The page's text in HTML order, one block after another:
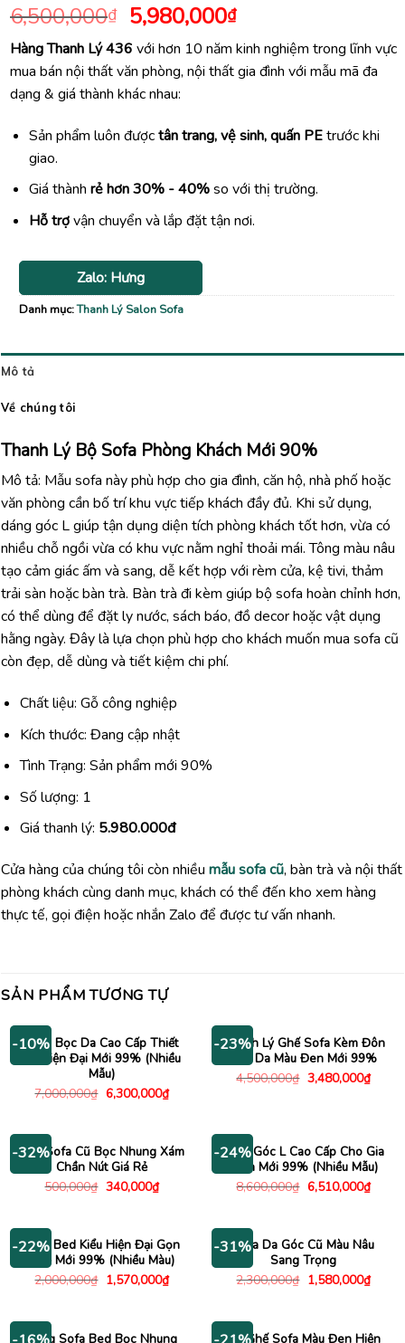
6,500,000₫ Giá
gốc
là:
6,500,000₫.
5,980,000₫Giá
hiện
tại
là:
Hàng Thanh Lý 436 với hơn 10 năm kinh nghiệm trong lĩnh vực
mua bán nội thất văn phòng, nội thất gia đình với mẫu mã đa
dạng & giá thành khác nhau:
Sản phẩm luôn đượctân trang, vệ sinh, quấn PEtrước khi
giao.
Giá thành rẻ hơn 30% - 40%so với thị trường.
Hỗ trợvận chuyển và lắp đặt tận nơi.
Zalo: Hưng
Danh mục:Thanh Lý Salon Sofa
Mô tả
Về chúng tôi
Thanh Lý Bộ Sofa Phòng Khách Mới 90%
Mô tả: Mẫu sofa này phù hợp cho gia đình, căn hộ, nhà phố hoặc
văn phòng cần bố trí khu vực tiếp khách đầy đủ. Khi sử dụng,
dáng góc L giúp tận dụng diện tích phòng khách tốt hơn, vừa có
nhiều chỗ ngồi vừa có khu vực nằm nghỉ thoải mái. Tông màu nâu
tạo cảm giác ấm và sang, dễ kết hợp với rèm cửa, kệ tivi, thảm
trải sàn hoặc bàn trà. Bàn trà đi kèm giúp bộ sofa hoàn chỉnh hơn,
có thể dùng để đặt ly nước, sách báo, đồ decor hoặc vật dụng
hằng ngày. Đây là lựa chọn phù hợp cho khách muốn mua sofa cũ
còn đẹp, dễ dùng và tiết kiệm chi phí.
Chất liệu: Gỗ công nghiệp
Kích thước: Đang cập nhật
Tình Trạng: Sản phẩm mới 90%
Số lượng: 1
Giá thanh lý: 5.980.000đ
Cửa hàng của chúng tôi còn nhiều mẫu sofa cũ, bàn trà và nội thất
phòng khách cùng danh mục, khách có thể đến kho xem hàng
thực tế, gọi điện hoặc nhắn Zalo để được tư vấn nhanh.
SẢN PHẨM TƯƠNG TỰ
-10%
Sofa Bọc Da Cao Cấp Thiết
Kế Hiện Đại Mới 99% (Nhiều
Mẫu)
7,000,000₫ Giá
gốc
6,300,000₫Giá
hiện
6,300,000₫.
-23%
Thanh Lý Ghế Sofa Kèm Đôn
Bọc Da Màu Đen Mới 99%
4,500,000₫ Giá
gốc
3,480,000₫Giá
hiện
-32%
Ghế Sofa Cũ Bọc Nhung Xám
Chần Nút Giá Rẻ
500,000₫ Giá
340,000₫Giá
hiện
340,000₫.
-24%
Sofa Góc L Cao Cấp Cho Gia
Đình Mới 99% (Nhiều Mẫu)
8,600,000₫ Giá
gốc
6,510,000₫Giá
hiện
-22%
Sofa Bed Kiểu Hiện Đại Gọn
Nhẹ Mới 99% (Nhiều Màu)
2,000,000₫ Giá
gốc
1,570,000₫Giá
hiện
1,570,000₫.
-31%Sofa Da Góc Cũ Màu Nâu
Sang Trọng
2,300,000₫ Giá
gốc
1,580,000₫Giá
hiện
Băng Sofa Bed Bọc Nhung Bộ Ghế Sofa Màu Đen Hiện